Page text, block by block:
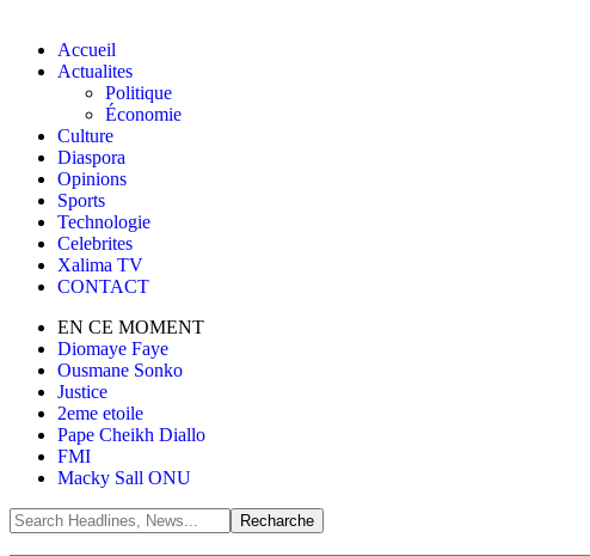
Accueil
Actualites
Politique
Économie
Culture
Diaspora
Opinions
Sports
Technologie
Celebrites
Xalima TV
CONTACT
EN CE MOMENT
Diomaye Faye
Ousmane Sonko
Justice
2eme etoile
Pape Cheikh Diallo
FMI
Macky Sall ONU